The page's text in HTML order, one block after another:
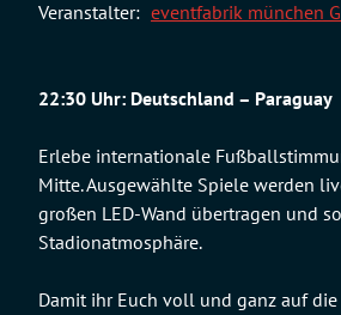
22:30 Uhr: Deutschland – Paraguay
Erlebe internationale
Mitte. Ausgewählte Spiele werden
großen LED-Wand übertragen und
Stadionatmosphäre.
Damit ihr Euch voll und ganz auf
Veranstalter: eventfabrik münchen